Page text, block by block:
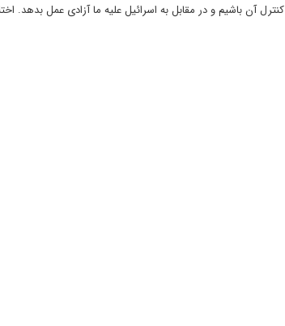
آن باشیم و در مقابل به اسرائیل علیه ما آزادی عمل بدهد.